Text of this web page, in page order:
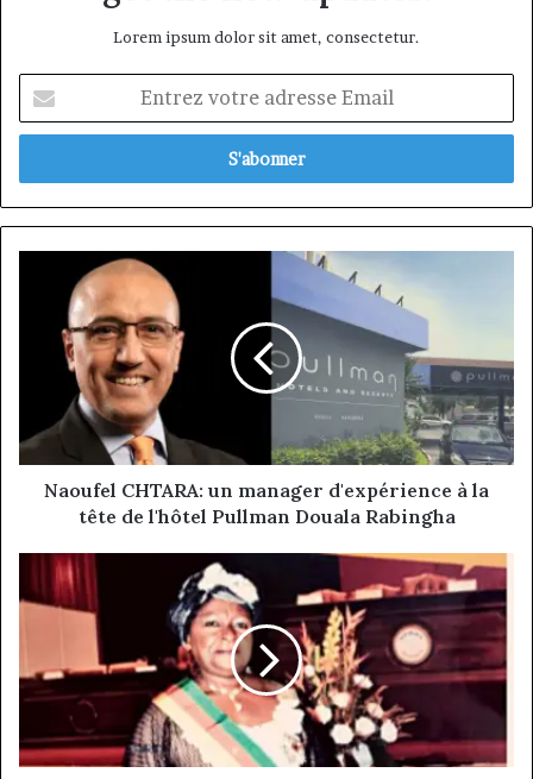
Lorem ipsum dolor sit amet, consectetur.
votre
adresse
CHTARA:
manager
d'expérience
tête
de
l'hôtel
Rabingha
Naoufel CHTARA: un manager d'expérience à la
tête de l'hôtel Pullman Douala Rabingha
Dsamou
Micheline,
pharmacienne
ambitieuse